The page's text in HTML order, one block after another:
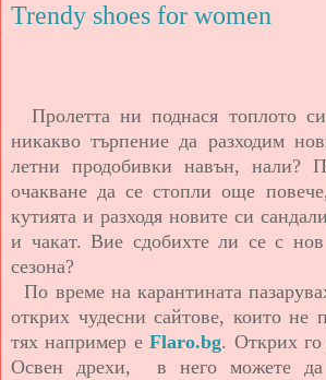
Trendy shoes for women
Пролетта ни поднася топлото
никакво търпение да разходим
летни продобивки навън, нали?
очакване да се стопли още
кутията и разходя новите си
и чакат. Вие сдобихте ли се с
сезона?
По време на карантината
открих чудесни сайтове, които не
тях например е Flaro.bg. Открих го
Освен дрехи, в него можете да